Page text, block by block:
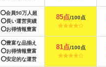
⭕会員90万人超
⭕長い運営実績
⭕お得情報豊富
85点/100点
⭕豊富な品揃え
⭕お得情報豊富
⭕安定的な運営
81点/100点